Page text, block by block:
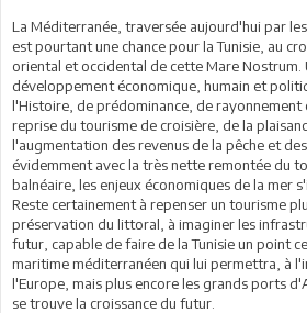
La Méditerranée, traversée aujourd'hui par
est pourtant une chance pour la Tunisie, au
oriental et occidental de cette Mare Nostrum.
développement économique, humain et
l'Histoire, de prédominance, de rayonnement
reprise du tourisme de croisière, de la
l'augmentation des revenus de la pêche et
évidemment avec la très nette remontée du
balnéaire, les enjeux économiques de la mer
Reste certainement à repenser un tourisme
préservation du littoral, à imaginer les
futur, capable de faire de la Tunisie un point
maritime méditerranéen qui lui permettra, à
l'Europe, mais plus encore les grands ports
se trouve la croissance du futur.